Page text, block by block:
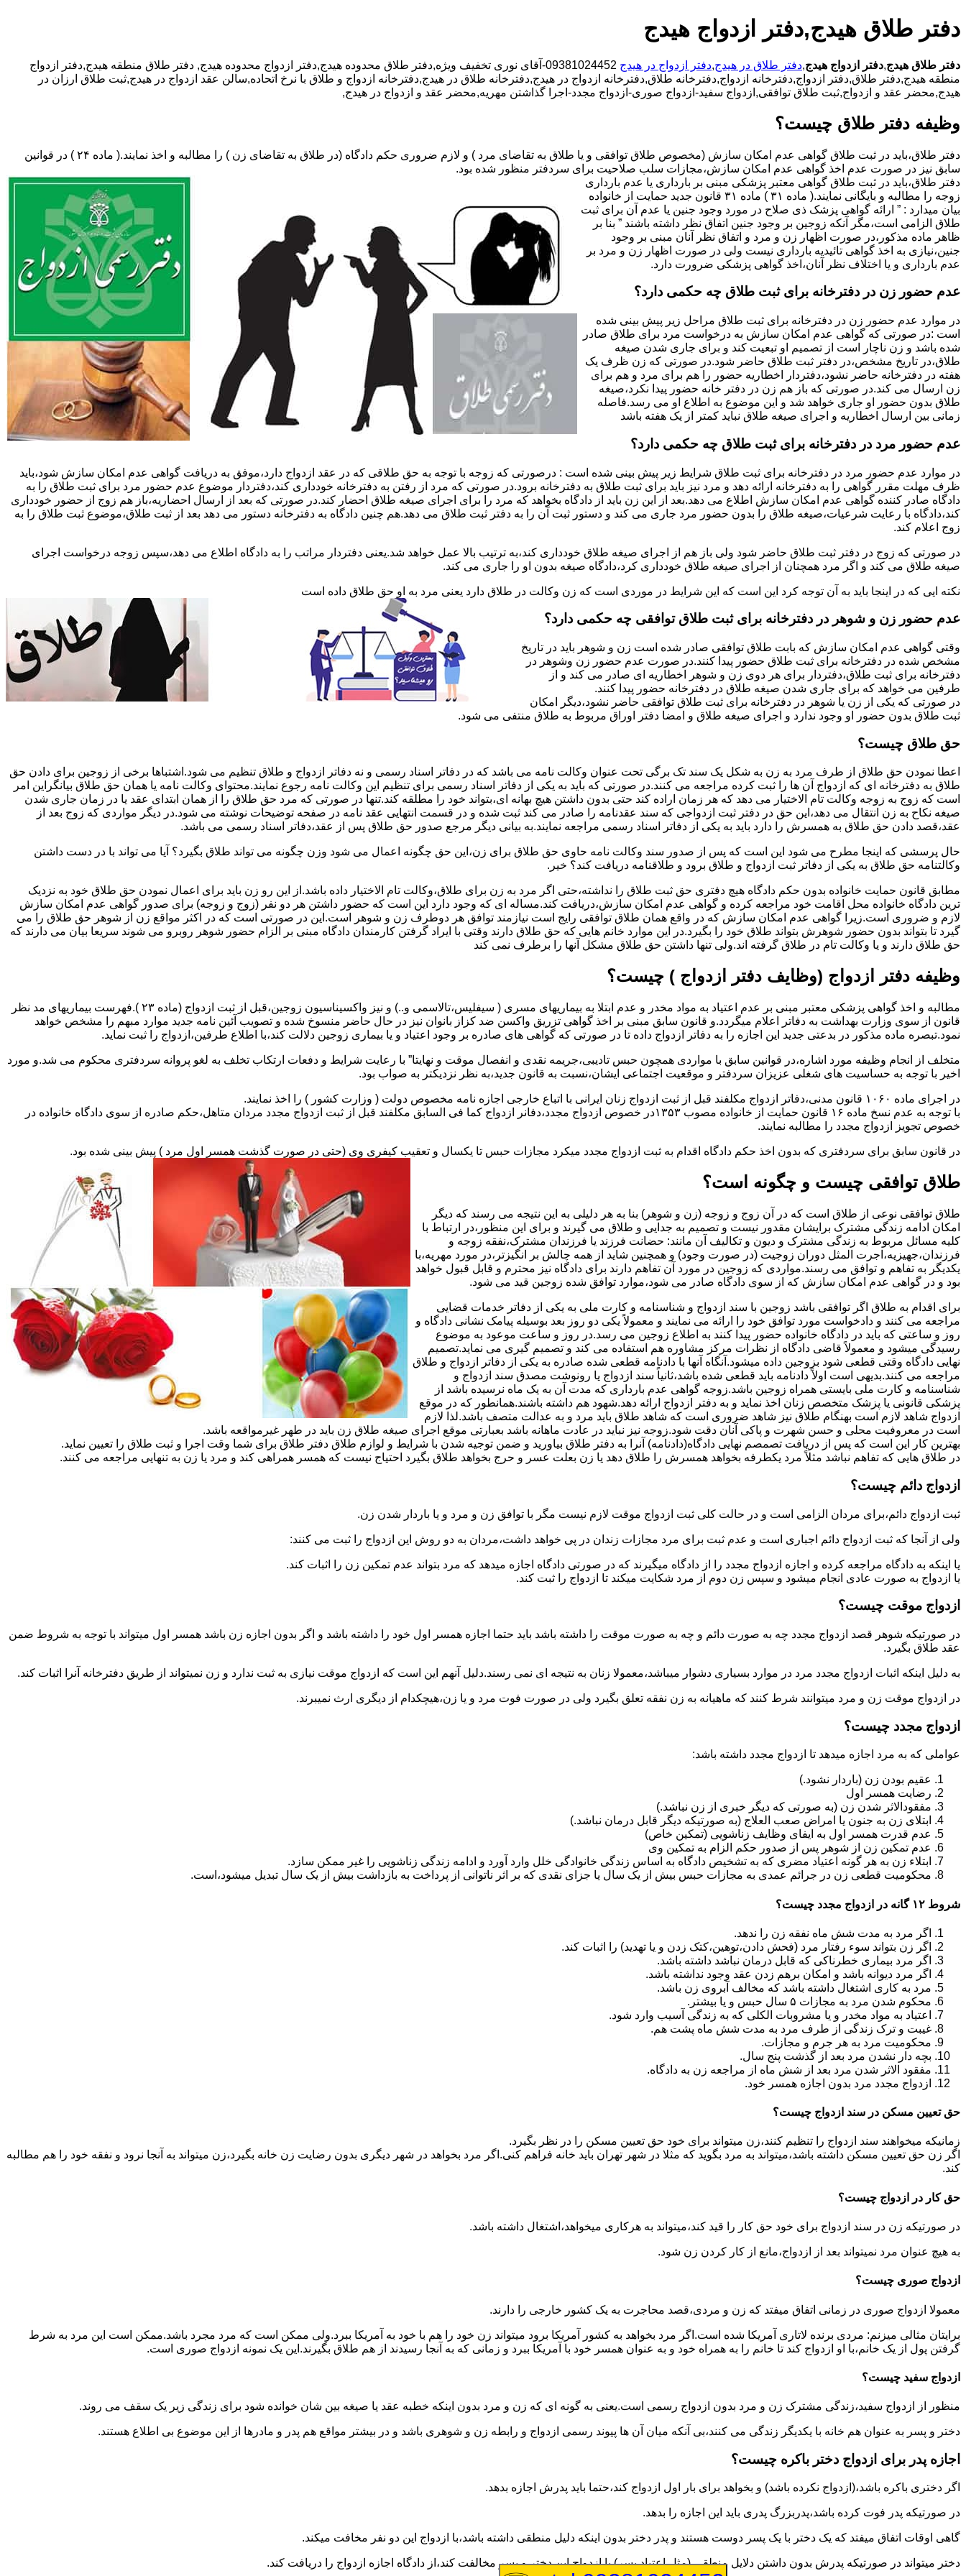
دفتر طلاق هیدج,دفتر ازدواج هیدج
دفتر طلاق هیدج,دفتر ازدواج هیدج,دفتر طلاق در هیدج,دفتر ازدواج در هیدج
دفتر طلاق منطقه هیدج,دفتر ازدواج
منطقه هیدج,دفتر طلاق,دفتر ازدواج,دفترخانه ازدواج,دفترخانه طلاق,دفترخانه ازدواج در هیدج,دفترخانه طلاق در هیدج,دفترخانه ازدواج و طلاق با نرخ اتحاده,سالن عقد ازدواج در هیدج,ثبت طلاق ارزان در
هیدج,محضر عقد و ازدواج,ثبت طلاق توافقی,ازدواج سفید-ازدواج صوری-ازدواج مجدد-اجرا گذاشتن مهریه,محضر عقد و ازدواج در هیدج,
وظیفه دفتر طلاق چیست؟
دفتر طلاق،باید در ثبت طلاق گواهی عدم امکان سازش (مخصوص طلاق توافقی و یا طلاق به تقاضای مرد ) و لازم ضروری حکم دادگاه (در طلاق به تقاضای زن ) را مطالبه و اخذ نمایند.( ماده ۲۴ ) در قوانین
سابق نیز در صورت عدم اخذ گواهی عدم امکان سازش،مجازات سلب صلاحیت برای سردفتر منظور شده بود.
دفتر طلاق،باید در ثبت طلاق گواهی معتبر پزشکی مبنی بر بارداری یا عدم بارداری
زوجه را مطالبه و بایگانی نمایند.( ماده ۳۱ ) ماده ۳۱ قانون جدید حمایت از خانواده
بیان میدارد : ” ارائه گواهی پزشک ذی صلاح در مورد وجود جنین یا عدم آن برای ثبت
طلاق الزامی است،مگر آنکه زوجین بر وجود جنین اتفاق نظر داشته باشند ” بنا بر
ظاهر ماده مذکور،در صورت اظهار زن و مرد و اتفاق نظر آنان مبنی بر وجود
جنین،نیازی به اخذ گواهی تائیدیه بارداری نیست ولی در صورت اظهار زن و مرد بر
عدم بارداری و یا اختلاف نظر آنان،اخذ گواهی پزشکی ضرورت دارد.
عدم حضور زن در دفترخانه برای ثبت طلاق چه حکمی دارد؟
در موارد عدم حضور زن در دفترخانه برای ثبت طلاق مراحل زیر پیش بینی شده
است :در صورتی که گواهی عدم امکان سازش به درخواست مرد برای طلاق صادر
شده باشد و زن ناچار است از تصمیم او تبعیت کند و برای جاری شدن صیغه
طلاق،در تاریخ مشخص،در دفتر ثبت طلاق حاضر شود.در صورتی که زن ظرف یک
هفته در دفترخانه حاضر نشود،دفتردار اخطاریه حضور را هم برای مرد و هم برای
زن ارسال می کند.در صورتی که باز هم زن در دفتر خانه حضور پیدا نکرد،صیغه
طلاق بدون حضور او جاری خواهد شد و این موضوع به اطلاع او می رسد.فاصله
زمانی بین ارسال اخطاریه و اجرای صیغه طلاق نباید کمتر از یک هفته باشد
عدم حضور مرد در دفترخانه برای ثبت طلاق چه حکمی دارد؟
در موارد عدم حضور مرد در دفترخانه برای ثبت طلاق شرایط زیر پیش بینی شده است : درصورتی که زوجه با توجه به حق طلاقی که در عقد ازدواج دارد،موفق به دریافت گواهی عدم امکان سازش شود،باید
ظرف مهلت مقرر گواهی را به دفترخانه ارائه دهد و مرد نیز باید برای ثبت طلاق به دفترخانه برود.در صورتی که مرد از رفتن به دفترخانه خودداری کند،دفتردار موضوع عدم حضور مرد برای ثبت طلاق را به
دادگاه صادر کننده گواهی عدم امکان سازش اطلاع می دهد.بعد از این زن باید از دادگاه بخواهد که مرد را برای اجرای صیغه طلاق احضار کند.در صورتی که بعد از ارسال احضاریه،باز هم زوج از حضور خودداری
کند،دادگاه با رعایت شرعیات،صیغه طلاق را بدون حضور مرد جاری می کند و دستور ثبت آن را به دفتر ثبت طلاق می دهد.هم چنین دادگاه به دفترخانه دستور می دهد بعد از ثبت طلاق،موضوع ثبت طلاق را به
زوج اعلام کند.
در صورتی که زوج در دفتر ثبت طلاق حاضر شود ولی باز هم از اجرای صیغه طلاق خودداری کند،به ترتیب بالا عمل خواهد شد.یعنی دفتردار مراتب را به دادگاه اطلاع می دهد،سپس زوجه درخواست اجرای
صیغه طلاق می کند و اگر مرد همچنان از اجرای صیغه طلاق خودداری کرد،دادگاه صیغه بدون او را جاری می کند.
نکته ایی که در اینجا باید به آن توجه کرد این است که این شرایط در موردی است که زن وکالت در طلاق دارد یعنی مرد به او حق طلاق داده است
عدم حضور زن و شوهر در دفترخانه برای ثبت طلاق توافقی چه حکمی دارد؟
وقتی گواهی عدم امکان سازش که بابت طلاق توافقی صادر شده است زن و شوهر باید در تاریخ
مشخص شده در دفترخانه برای ثبت طلاق حضور پیدا کنند.در صورت عدم حضور زن وشوهر در
دفترخانه برای ثبت طلاق،دفتردار برای هر دوی زن و شوهر اخطاریه ای صادر می کند و از
طرفین می خواهد که برای جاری شدن صیغه طلاق در دفترخانه حضور پیدا کنند.
در صورتی که یکی از زن یا شوهر در دفترخانه برای ثبت طلاق توافقی حاضر نشود،دیگر امکان
ثبت طلاق بدون حضور او وجود ندارد و اجرای صیغه طلاق و امضا دفتر اوراق مربوط به طلاق منتفی می شود.
حق طلاق چیست؟
اعطا نمودن حق طلاق از طرف مرد به زن به شکل یک سند تک برگی تحت عنوان وکالت نامه می باشد که در دفاتر اسناد رسمی و نه دفاتر ازدواج و طلاق تنظیم می شود.اشتباها برخی از زوجین برای دادن حق
طلاق به دفترخانه ای که ازدواج آن ها را ثبت کرده مراجعه می کنند.در صورتی که باید به یکی از دفاتر اسناد رسمی برای تنظیم این وکالت نامه رجوع نمایند.محتوای وکالت نامه یا همان حق طلاق بیانگراین امر
است که زوج به زوجه وکالت تام الاختیار می دهد که هر زمان اراده کند حتی بدون داشتن هیچ بهانه ای،بتواند خود را مطلقه کند.تنها در صورتی که مرد حق طلاق را از همان ابتدای عقد یا در زمان جاری شدن
صیغه نکاح به زن انتقال می دهد،این حق در دفتر ثبت ازدواجی که سند عقدنامه را صادر می کند ثبت شده و در قسمت انتهایی عقد نامه در صفحه توضیحات نوشته می شود.در دیگر مواردی که زوج بعد از
عقد،قصد دادن حق طلاق به همسرش را دارد باید به یکی از دفاتر اسناد رسمی مراجعه نمایند.به بیانی دیگر مرجع صدور حق طلاق پس از عقد،دفاتر اسناد رسمی می باشد.
حال پرسشی که اینجا مطرح می شود این است که پس از صدور سند وکالت نامه حاوی حق طلاق برای زن،این حق چگونه اعمال می شود وزن چگونه می تواند طلاق بگیرد؟ آیا می تواند با در دست داشتن
وکالتنامه حق طلاق به یکی از دفاتر ثبت ازدواج و طلاق برود و طلاقنامه دریافت کند؟ خیر.
مطابق قانون حمایت خانواده بدون حکم دادگاه هیچ دفتری حق ثبت طلاق را نداشته،حتی اگر مرد به زن برای طلاق،وکالت تام الاختیار داده باشد.از این رو زن باید برای اعمال نمودن حق طلاق خود به نزدیک
ترین دادگاه خانواده محل اقامت خود مراجعه کرده و گواهی عدم امکان سازش،دریافت کند.مساله ای که وجود دارد این است که حضور داشتن هر دو نفر (زوج و زوجه) برای صدور گواهی عدم امکان سازش
لازم و ضروری است.زیرا گواهی عدم امکان سازش که در واقع همان طلاق توافقی رایج است نیازمند توافق هر دوطرف زن و شوهر است.این در صورتی است که در اکثر مواقع زن از شوهر حق طلاق را می
گیرد تا بتواند بدون حضور شوهرش بتواند طلاق خود را بگیرد.در این موارد خانم هایی که حق طلاق دارند وقتی با ایراد گرفتن کارمندان دادگاه مبنی بر الزام حضور شوهر روبرو می شوند سریعا بیان می دارند که
حق طلاق دارند و یا وکالت تام در طلاق گرفته اند.ولی تنها داشتن حق طلاق مشکل آنها را برطرف نمی کند
وظیفه دفتر ازدواج (وظایف دفتر ازدواج ) چیست؟
مطالبه و اخذ گواهی پزشکی معتبر مبنی بر عدم اعتیاد به مواد مخدر و عدم ابتلا به بیماریهای مسری ( سیفلیس،تالاسمی و..) و نیز واکسیناسیون زوجین،قبل از ثبت ازدواج (ماده ۲۳ ).فهرست بیماریهای مد نظر
قانون از سوی وزارت بهداشت به دفاتر اعلام میگردد.و قانون سابق مبنی بر اخذ گواهی تزریق واکسن ضد کزاز بانوان نیز در حال حاضر منسوخ شده و تصویب آئین نامه جدید موارد مبهم را مشخص خواهد
نمود.تبصره ماده مذکور در بدعتی جدید این اجازه را به دفاتر ازدواج داده تا در صورتی که گواهی های صادره بر وجود اعتیاد و یا بیماری زوجین دلالت کند،با اطلاع طرفین،ازدواج را ثبت نماید.
متخلف از انجام وظیفه مورد اشاره،در قوانین سابق با مواردی همچون حبس تادیبی،جریمه نقدی و انفصال موقت و نهایتا” با رعایت شرایط و دفعات ارتکاب تخلف به لغو پروانه سردفتری محکوم می شد.و مورد
اخیر با توجه به حساسیت های شغلی عزیزان سردفتر و موقعیت اجتماعی ایشان،نسبت به قانون جدید،به نظر نزدیکتر به صواب بود.
در اجرای ماده ۱۰۶۰ قانون مدنی،دفاتر ازدواج مکلفند قبل از ثبت ازدواج زنان ایرانی با اتباع خارجی اجازه نامه مخصوص دولت ( وزارت کشور ) را اخذ نمایند.
با توجه به عدم نسخ ماده ۱۶ قانون حمایت از خانواده مصوب ۱۳۵۳در خصوص ازدواج مجدد،دفانر ازدواج کما فی السابق مکلفند قبل از ثبت ازدواج مجدد مردان متاهل،حکم صادره از سوی دادگاه خانواده در
خصوص تجویز ازدواج مجدد را مطالبه نمایند.
در قانون سابق برای سردفتری که بدون اخذ حکم دادگاه اقدام به ثبت ازدواج مجدد میکرد مجازات حبس تا یکسال و تعقیب کیفری وی (حتی در صورت گذشت همسر اول مرد ) پیش بینی شده بود.
طلاق توافقی چیست و چگونه است؟
طلاق توافقی نوعی از طلاق است که در آن زوج و زوجه (زن و شوهر) بنا به هر دلیلی به این نتیجه می رسند که دیگر
امکان ادامه زندگی مشترک برایشان مقدور نیست و تصمیم به جدایی و طلاق می گیرند و برای این منظور،در ارتباط با
کلیه مسائل مربوط به زندگی مشترک و دیون و تکالیف آن مانند: حضانت فرزند یا فرزندان مشترک،نفقه زوجه و
فرزندان،جهیزیه،اجرت المثل دوران زوجیت (در صورت وجود) و همچنین شاید از همه چالش بر انگیزتر،در مورد مهریه،با
یکدیگر به تفاهم و توافق می رسند.مواردی که زوجین در مورد آن تفاهم دارند برای دادگاه نیز محترم و قابل قبول خواهد
بود و در گواهی عدم امکان سازش که از سوی دادگاه صادر می شود،موارد توافق شده زوجین قید می شود.
برای اقدام به طلاق اگر توافقی باشد زوجین با سند ازدواج و شناسنامه و کارت ملی به یکی از دفاتر خدمات قضایی
مراجعه می کنند و دادخواست مورد توافق خود را ارائه می نمایند و معمولاً یکی دو روز بعد بوسیله پیامک نشانی دادگاه و
روز و ساعتی که باید در دادگاه خانواده حضور پیدا کنند به اطلاع زوجین می رسد.در روز و ساعت موعود به موضوع
رسیدگی میشود و معمولاً قاضی دادگاه از نظرات مرکز مشاوره هم استفاده می کند و تصمیم گیری می نماید.تصمیم
نهایی دادگاه وقتی قطعی شود بزوجین داده میشود.آنگاه آنها با دادنامه قطعی شده صادره به یکی از دفاتر ازدواج و طلاق
مراجعه می کنند.بدیهی است اولاً دادنامه باید قطعی شده باشد،ثانیاً سند ازدواج یا رونوشت مصدق سند ازدواج و
شناسنامه و کارت ملی بایستی همراه زوجین باشد.زوجه گواهی عدم بارداری که مدت آن به یک ماه نرسیده باشد از
پزشکی قانونی یا پزشک متخصص زنان اخذ نماید و به دفتر ازدواج ارائه دهد.شهود هم داشته باشند.همانطور که در موقع
ازدواج شاهد لازم است بهنگام طلاق نیز شاهد ضروری است که شاهد طلاق باید مرد و به عدالت متصف باشد.لذا لازم
است در معروفیت محلی و حسن شهرت و پاکی آنان دقت شود.زوجه نیز نباید در عادت ماهانه باشد بعبارتی موقع اجرای صیغه طلاق زن باید در طهر غیرمواقعه باشد.
بهترین کار این است که پس از دریافت تصمصم نهایی دادگاه(دادنامه) آنرا به دفتر طلاق بیاورید و ضمن توجیه شدن با شرایط و لوازم طلاق دفتر طلاق برای شما وقت اجرا و ثبت طلاق را تعیین نماید.
در طلاق هایی که تفاهم نباشد مثلاً مرد یکطرفه بخواهد همسرش را طلاق دهد یا زن بعلت عسر و حرج بخواهد طلاق بگیرد احتیاج نیست که همسر همراهی کند و مرد یا زن به تنهایی مراجعه می کنند.
ازدواج دائم چیست؟
ثبت ازدواج دائم،برای مردان الزامی است و در حالت کلی ثبت ازدواج موقت لازم نیست مگر با توافق زن و مرد و یا باردار شدن زن.
ولی از آنجا که ثبت ازدواج دائم اجباری است و عدم ثبت برای مرد مجازات زندان در پی خواهد داشت،مردان به دو روش این ازدواج را ثبت می کنند:
یا اینکه به دادگاه مراجعه کرده و اجازه ازدواج مجدد را از دادگاه میگیرند که در صورتی دادگاه اجازه میدهد که مرد بتواند عدم تمکین زن را اثبات کند.
یا ازدواج به صورت عادی انجام میشود و سپس زن دوم از مرد شکایت میکند تا ازدواج را ثبت کند.
ازدواج موقت چیست؟
در صورتیکه شوهر قصد ازدواج مجدد چه به صورت دائم و چه به صورت موقت را داشته باشد باید حتما اجازه همسر اول خود را داشته باشد و اگر بدون اجازه زن باشد همسر اول میتواند با توجه به شروط ضمن
عقد طلاق بگیرد.
به دلیل اینکه اثبات ازدواج مجدد مرد در موارد بسیاری دشوار میباشد،معمولا زنان به نتیجه ای نمی رسند.دلیل آنهم این است که ازدواج موقت نیازی به ثبت ندارد و زن نمیتواند از طریق دفترخانه آنرا اثبات کند.
در ازدواج موقت زن و مرد میتوانند شرط کنند که ماهیانه به زن نفقه تعلق بگیرد ولی در صورت فوت مرد و یا زن،هیچکدام از دیگری ارث نمیبرند.
ازدواج مجدد چیست؟
عواملی که به مرد اجازه میدهد تا ازدواج مجدد داشته باشد:
عقیم بودن زن (باردار نشود.)
رضایت همسر اول
مفقودالاثر شدن زن (به صورتی که دیگر خبری از زن نباشد.)
ابتلای زن به جنون یا امراض صعب العلاج (به صورتیکه دیگر قابل درمان نباشد.)
عدم قدرت همسر اول به ایفای وظایف زناشویی (تمکین خاص)
عدم تمکین زن از شوهر پس از صدور حکم الزام به تمکین وی
ابتلاء زن به هر گونه اعتیاد مضری که به تشخیص دادگاه به اساس زندگی خانوادگی خلل وارد آورد و ادامه زندگی زناشویی را غیر ممکن سازد.
محکومیت قطعی زن در جرائم عمدی به مجازات حبس بیش از یک سال یا جزای نقدی که بر اثر ناتوانی از پرداخت به بازداشت بیش از یک سال تبدیل می‎شود،است.
شروط ۱۲ گانه در ازدواج مجدد چیست؟
اگر مرد به مدت شش ماه نفقه زن را ندهد.
اگر زن بتواند سوء رفتار مرد (فحش دادن،توهین،کتک زدن و یا تهدید) را اثبات کند.
اگر مرد بیماری خطرناکی که قابل درمان نباشد داشته باشد.
اگر مرد دیوانه باشد و امکان برهم زدن عقد وجود نداشته باشد.
مرد به کاری اشتغال داشته باشد که مخالف آبروی زن باشد.
محکوم شدن مرد به مجازات ۵ سال حبس و یا بیشتر.
اعتیاد به مواد مخدر و یا مشروبات الکلی که به زندگی آسیب وارد شود.
غیبت و ترک زندگی از طرف مرد به مدت شش ماه پشت هم.
محکومیت مرد به هر جرم و مجازات.
بچه دار نشدن مرد بعد از گذشت پنج سال.
مفقود الاثر شدن مرد بعد از شش ماه از مراجعه زن به دادگاه.
ازدواج مجدد مرد بدون اجازه همسر خود.
حق تعیین مسکن در سند ازدواج چیست؟
زمانیکه میخواهند سند ازدواج را تنظیم کنند،زن میتواند برای خود حق تعیین مسکن را در نظر بگیرد.
اگر زن حق تعیین مسکن داشته باشد،میتواند به مرد بگوید که مثلا در شهر تهران باید خانه فراهم کنی.اگر مرد بخواهد در شهر دیگری بدون رضایت زن خانه بگیرد،زن میتواند به آنجا نرود و نفقه خود را هم مطالبه
کند.
حق کار در ازدواج چیست؟
در صورتیکه زن در سند ازدواج برای خود حق کار را قید کند،میتواند به هرکاری میخواهد،اشتغال داشته باشد.
به هیچ عنوان مرد نمیتواند بعد از ازدواج،مانع از کار کردن زن شود.
ازدواج صوری چیست؟
معمولا ازدواج صوری در زمانی اتفاق میفتد که زن و مردی،قصد محاجرت به یک کشور خارجی را دارند.
برایتان مثالی میزنم: مردی برنده لاتاری آمریکا شده است.اگر مرد بخواهد به کشور آمریکا برود میتواند زن خود را هم با خود به آمریکا ببرد.ولی ممکن است که مرد مجرد باشد.ممکن است این مرد به شرط
گرفتن پول از یک خانم،با او ازدواج کند تا خانم را به همراه خود و به عنوان همسر خود با آمریکا ببرد و زمانی که به آنجا رسیدند از هم طلاق بگیرند.این یک نمونه ازدواج صوری است.
ازدواج سفید چیست؟
منظور از ازدواج سفید،زندگی مشترک زن و مرد بدون ازدواج رسمی است.یعنی به گونه ای که زن و مرد بدون اینکه خطبه عقد یا صیغه بین شان خوانده شود برای زندگی زیر یک سقف می روند.
دختر و پسر به عنوان هم خانه با یکدیگر زندگی می کنند،بی آنکه میان آن ها پیوند رسمی ازدواج و رابطه زن و شوهری باشد و در بیشتر مواقع هم پدر و مادرها از این موضوع بی اطلاع هستند.
اجازه پدر برای ازدواج دختر باکره چیست؟
اگر دختری باکره باشد،(ازدواج نکرده باشد) و بخواهد برای بار اول ازدواج کند،حتما باید پدرش اجازه بدهد.
در صورتیکه پدر فوت کرده باشد،پدربزرگ پدری باید این اجازه را بدهد.
گاهی اوقات اتفاق میفتد که یک دختر با یک پسر دوست هستند و پدر دختر بدون اینکه دلیل منطقی داشته باشد،با ازدواج این دو نفر مخافت میکند.
دختر میتواند در صورتیکه پدرش بدون داشتن دلایل منطقی (مثل اعتیاد پسر) با ازدواج این دختر و پسر مخالفت کند،از دادگاه اجازه ازدواج را دریافت کند.